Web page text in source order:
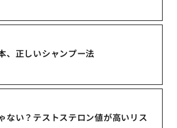
、正しいシャンプー法
ない？テストステロン値が高いリス